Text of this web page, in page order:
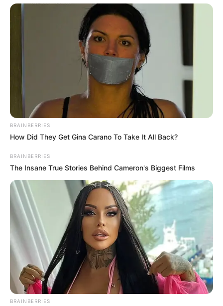
BRAINBERRIES
How Did They Get Gina Carano To Take It All Back?
BRAINBERRIES
The Insane True Stories Behind Cameron's Biggest Films
BRAINBERRIES